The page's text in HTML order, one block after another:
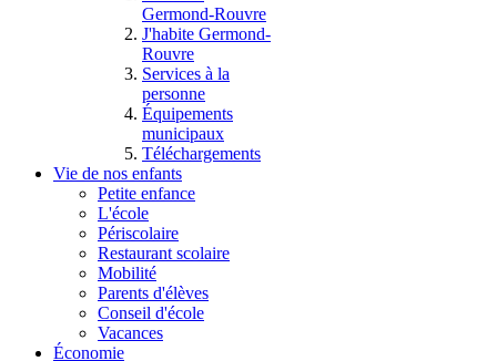
Germond-Rouvre
J'habite Germond-
Rouvre
Services à la
personne
Équipements
municipaux
Téléchargements
Vie de nos enfants
Petite enfance
L'école
Périscolaire
Restaurant scolaire
Mobilité
Parents d'élèves
Conseil d'école
Vacances
Économie